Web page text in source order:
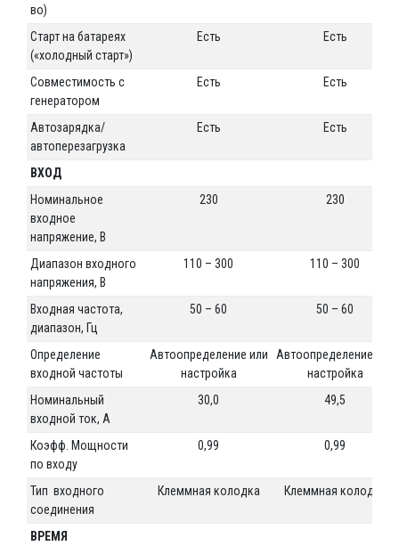
во)
Старт на батареях
(«холодный старт»)
Есть Есть
Совместимость с
генератором
Есть Есть
Автозарядка/
автоперезагрузка
Есть Есть
ВХОД
Номинальное
входное
напряжение, В
230 230
Диапазон входного
напряжения, В
110 – 300 110 – 300
Входная частота,
диапазон, Гц
50 – 60 50 – 60
Определение
входной частоты
Автоопределение или
настройка
Автоопределение или
настройка
Номинальный
входной ток, А
30,0 49,5
Коэфф. Мощности
по входу
0,99 0,99
Тип входного
соединения
Клеммная колодка Клеммная колодка
ВРЕМЯ